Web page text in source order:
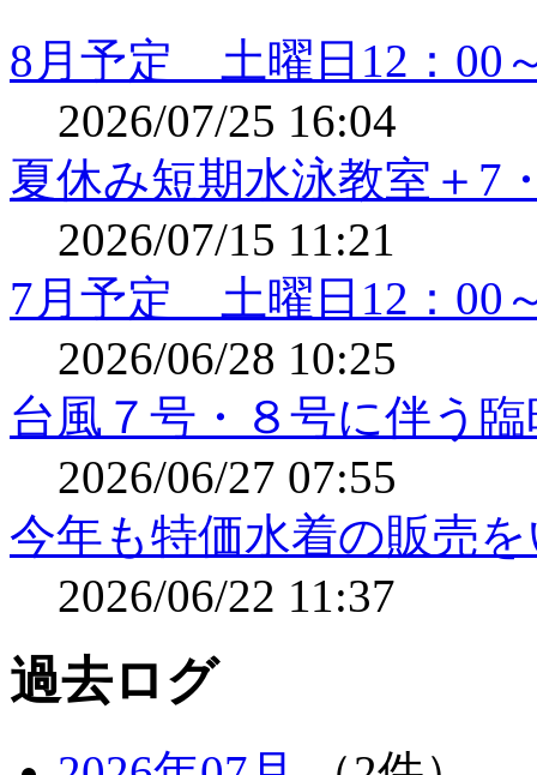
8月予定 土曜日12：00
2026/07/25 16:04
夏休み短期水泳教室＋7
2026/07/15 11:21
7月予定 土曜日12：00
2026/06/28 10:25
台風７号・８号に伴う
2026/06/27 07:55
今年も特価水着の販売
2026/06/22 11:37
過去ログ